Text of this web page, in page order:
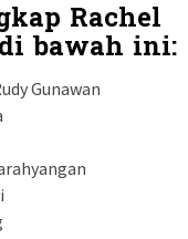
Rachel
bawah ini:
Gunawan